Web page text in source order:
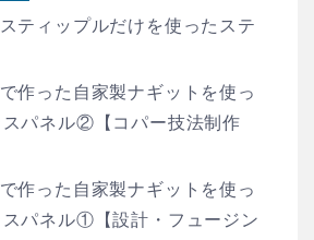
ティップルだけを使ったステ
作った自家製ナギットを使っ
スパネル②【コパー技法制作
作った自家製ナギットを使っ
パネル①【設計・フュージン